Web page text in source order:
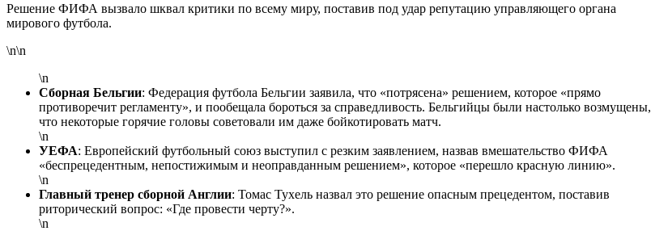
Решение ФИФА вызвало шквал критики по всему миру, поставив под удар репутацию управляющего органа
мирового футбола.
\n\n
\n
Сборная Бельгии: Федерация футбола Бельгии заявила, что «потрясена» решением, которое «прямо
противоречит регламенту», и пообещала бороться за справедливость. Бельгийцы были настолько возмущены,
что некоторые горячие головы советовали им даже бойкотировать матч.
\n
УЕФА: Европейский футбольный союз выступил с резким заявлением, назвав вмешательство ФИФА
«беспрецедентным, непостижимым и неоправданным решением», которое «перешло красную линию».
\n
Главный тренер сборной Англии: Томас Тухель назвал это решение опасным прецедентом, поставив
риторический вопрос: «Где провести черту?».
\n